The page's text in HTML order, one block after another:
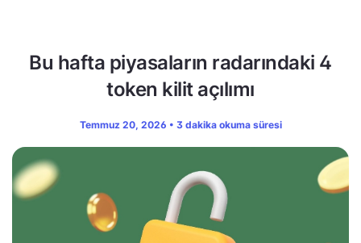
Bu hafta piyasaların radarındaki 4
token kilit açılımı
Temmuz 20, 2026 • 3 dakika okuma süresi